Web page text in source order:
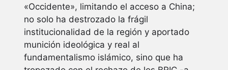
«Occidente», limitando el acceso a China;
no solo ha destrozado la frágil
institucionalidad de la región y aportado
munición ideológica y real al
fundamentalismo islámico, sino que ha